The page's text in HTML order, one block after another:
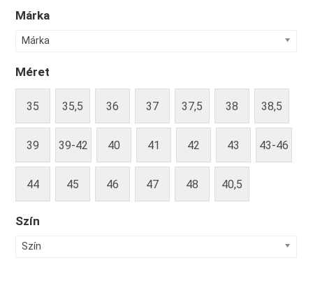
Márka
Márka
Méret
35 35,5 36 37 37,5 38 38,5
39 39-42 40 41 42 43 43-46
44 45 46 47 48 40,5
Szín
Szín